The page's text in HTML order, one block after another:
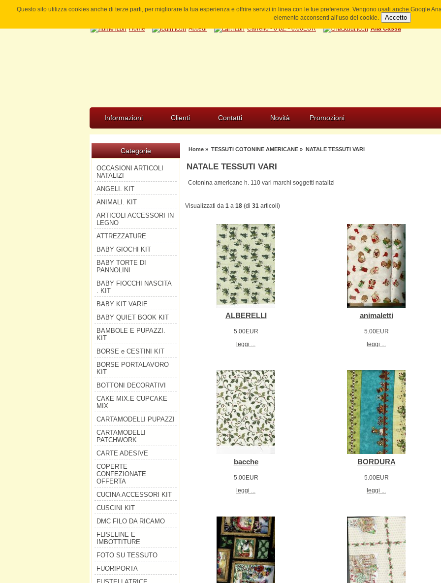
Questo sito utilizza cookies anche di terze parti, per migliorare la tua esperienza e offrire servizi in linea con le tue preferenze. Vengono usati anche Google
elemento acconsenti all’uso dei cookie.
Accetto
Home Accedi Carrello - 0 pz. - 0.00EUR Alla Cassa
Informazioni Clienti Contatti Novità Promozioni
Categorie
OCCASIONI ARTICOLI
NATALIZI
ANGELI. KIT
ANIMALI. KIT
ARTICOLI ACCESSORI IN
LEGNO
ATTREZZATURE
BABY GIOCHI KIT
BABY TORTE DI
PANNOLINI
BABY FIOCCHI NASCITA
. KIT
BABY KIT VARIE
BABY QUIET BOOK KIT
BAMBOLE E PUPAZZI.
KIT
BORSE e CESTINI KIT
BORSE PORTALAVORO
KIT
BOTTONI DECORATIVI
CAKE MIX.E CUPCAKE
MIX
CARTAMODELLI PUPAZZI
CARTAMODELLI
PATCHWORK
CARTE ADESIVE
COPERTE
CONFEZIONATE
OFFERTA
CUCINA ACCESSORI KIT
CUSCINI KIT
DMC FILO DA RICAMO
FLISELINE E
IMBOTTITURE
FOTO SU TESSUTO
FUORIPORTA
Home» TESSUTI COTONINE AMERICANE» NATALE TESSUTI VARI
NATALE TESSUTI VARI
Cotonina americane h. 110 vari marchi soggetti natalizi
Visualizzati da1 a18 (di31 articoli)
ALBERELLI
5.00EUR
leggi ...
animaletti
5.00EUR
leggi ...
bacche
5.00EUR
leggi ...
BORDURA
5.00EUR
leggi ...